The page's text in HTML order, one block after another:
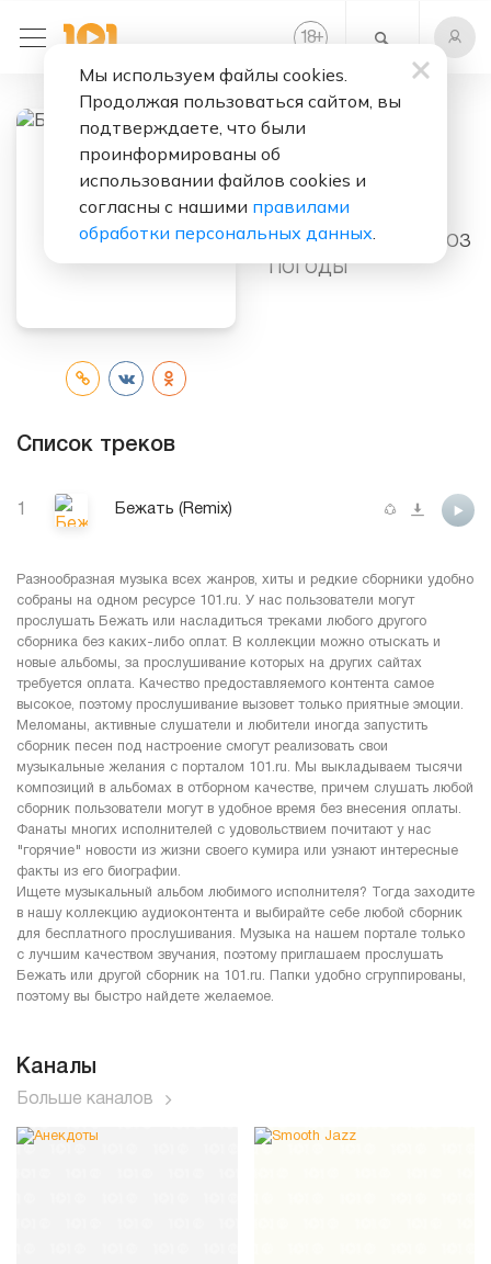
18+
Слушать бесплатно
Исполнитель:
ПРОГНОЗ
ПОГОДЫ
Список треков
1 Бежать (Remix)
Разнообразная музыка всех жанров, хиты и редкие сборники удобно
собраны на одном ресурсе 101.ru. У нас пользователи могут
прослушать Бежать или насладиться треками любого другого
сборника без каких-либо оплат. В коллекции можно отыскать и
новые альбомы, за прослушивание которых на других сайтах
требуется оплата. Качество предоставляемого контента самое
высокое, поэтому прослушивание вызовет только приятные эмоции.
Меломаны, активные слушатели и любители иногда запустить
сборник песен под настроение смогут реализовать свои
музыкальные желания с порталом 101.ru. Мы выкладываем тысячи
композиций в альбомах в отборном качестве, причем слушать любой
сборник пользователи могут в удобное время без внесения оплаты.
Фанаты многих исполнителей с удовольствием почитают у нас
"горячие" новости из жизни своего кумира или узнают интересные
факты из его биографии.
Ищете музыкальный альбом любимого исполнителя? Тогда заходите
в нашу коллекцию аудиоконтента и выбирайте себе любой сборник
для бесплатного прослушивания. Музыка на нашем портале только
с лучшим качеством звучания, поэтому приглашаем прослушать
Бежать или другой сборник на 101.ru. Папки удобно сгруппированы,
поэтому вы быстро найдете желаемое.
Каналы
Больше каналов
Мы используем файлы cookies.
Продолжая пользоваться сайтом, вы
подтверждаете, что были
проинформированы об
использовании файлов cookies и
согласны с нашими правилами
обработки персональных данных.